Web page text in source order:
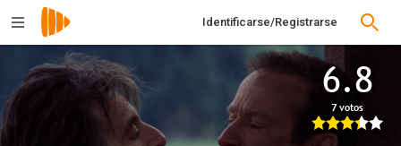
Identificarse/Registrarse
6.8
7 votos